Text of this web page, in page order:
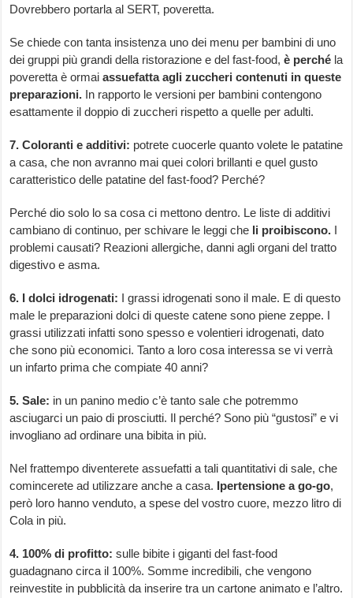
Dovrebbero portarla al SERT, poveretta.
Se chiede con tanta insistenza uno dei menu per bambini di uno
dei gruppi più grandi della ristorazione e del fast-food,è perché la
poveretta è ormaiassuefatta agli zuccheri contenuti in queste
preparazioni. In rapporto le versioni per bambini contengono
esattamente il doppio di zuccheri rispetto a quelle per adulti.
7. Coloranti e additivi: potrete cuocerle quanto volete le patatine
a casa, che non avranno mai quei colori brillanti e quel gusto
caratteristico delle patatine del fast-food? Perché?
Perché dio solo lo sa cosa ci mettono dentro. Le liste di additivi
cambiano di continuo, per schivare le leggi che li proibiscono. I
problemi causati? Reazioni allergiche, danni agli organi del tratto
digestivo e asma.
6. I dolci idrogenati: I grassi idrogenati sono il male. E di questo
male le preparazioni dolci di queste catene sono piene zeppe. I
grassi utilizzati infatti sono spesso e volentieri idrogenati, dato
che sono più economici. Tanto a loro cosa interessa se vi verrà
un infarto prima che compiate 40 anni?
5. Sale: in un panino medio c’è tanto sale che potremmo
asciugarci un paio di prosciutti. Il perché? Sono più “gustosi” e vi
invogliano ad ordinare una bibita in più.
Nel frattempo diventerete assuefatti a tali quantitativi di sale, che
comincerete ad utilizzare anche a casa. Ipertensione a go-go,
però loro hanno venduto, a spese del vostro cuore, mezzo litro di
Cola in più.
4. 100% di profitto:sulle bibite i giganti del fast-food
guadagnano circa il 100%. Somme incredibili, che vengono
reinvestite in pubblicità da inserire tra un cartone animato e l’altro.